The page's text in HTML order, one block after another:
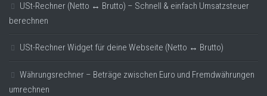
USt-Rechner (Netto ↔ Brutto) – Schnell & einfach Umsatzsteuer
berechnen
USt-Rechner Widget für deine Webseite (Netto ↔ Brutto)
Währungsrechner – Beträge zwischen Euro und Fremdwährungen
umrechnen